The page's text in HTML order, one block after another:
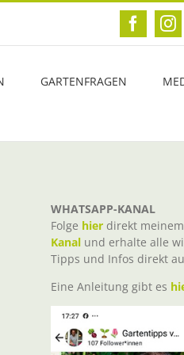
GARTENFRAGEN
WHATSAPP-KANAL
Folge hier direkt meinem
Kanal und erhalte alle
Tipps und Infos direkt
Eine Anleitung gibt es